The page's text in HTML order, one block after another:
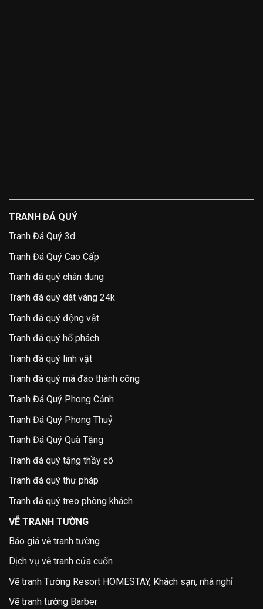
TRANH ĐÁ QUÝ
Tranh Đá Quý 3d
Tranh Đá Quý Cao Cấp
Tranh đá quý chân dung
Tranh đá quý dát vàng 24k
Tranh đá quý động vật
Tranh đá quý hổ phách
Tranh đá quý linh vật
Tranh đá quý mã đáo thành công
Tranh Đá Quý Phong Cảnh
Tranh Đá Quý Phong Thuỷ
Tranh Đá Quý Quà Tặng
Tranh đá quý tặng thầy cô
Tranh đá quý thư pháp
Tranh đá quý treo phòng khách
VỄ TRANH TƯỜNG
Báo giá vẽ tranh tường
Dịch vụ vẽ tranh cửa cuốn
Vẽ tranh Tường Resort HOMESTAY, Khách sạn, nhà nghỉ
Vẽ tranh tường Barber